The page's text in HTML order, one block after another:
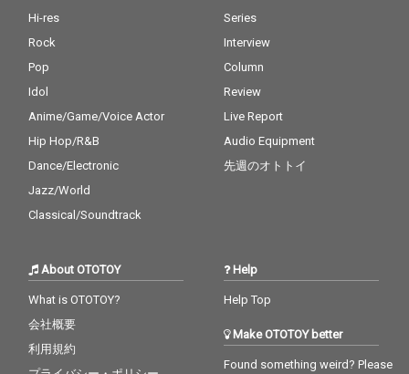
Hi-res
Rock
Pop
Idol
Anime/Game/Voice Actor
Hip Hop/R&B
Dance/Electronic
Jazz/World
Classical/Soundtrack
Series
Interview
Column
Review
Live Report
Audio Equipment
先週のオトトイ
About OTOTOY
What is OTOTOY?
会社概要
利用規約
Help
Help Top
Make OTOTOY better
Found something weird? Please